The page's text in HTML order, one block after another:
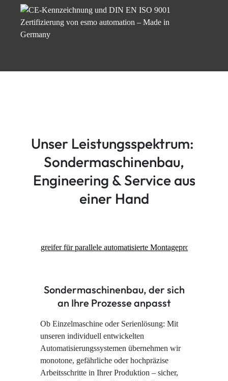
Unser Leistungsspektrum:
Sondermaschinenbau,
Engineering & Service aus
einer Hand
Sondermaschinenbau, der sich
an Ihre Prozesse anpasst
Ob Einzelmaschine oder Serienlösung: Mit
unseren individuell entwickelten
Automatisierungssystemen übernehmen wir
monotone, gefährliche oder hochpräzise
Arbeitsschritte in Ihrer Produktion – sicher,